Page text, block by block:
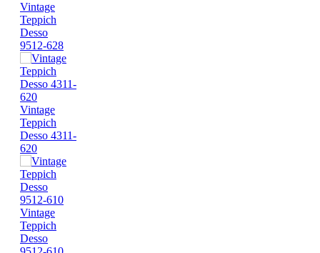
Vintage
Teppich
Desso
9512-628
Vintage
Teppich
Desso 4311-
620
Vintage
Teppich
Desso